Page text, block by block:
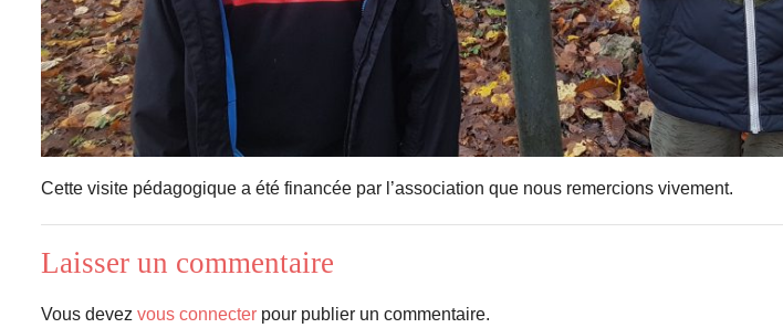
Cette visite pédagogique a été financée par l’association que nous remercions vivement.
Laisser un commentaire
Vous devez vous connecter pour publier un commentaire.